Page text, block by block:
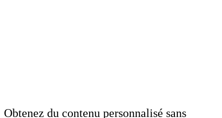
Obtenez du contenu personnalisé sans